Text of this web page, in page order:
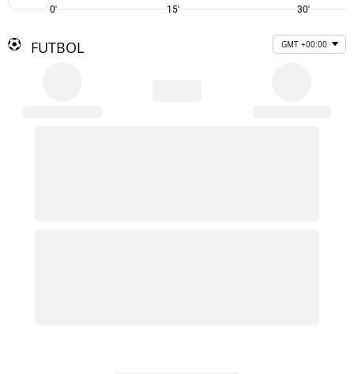
0' 15' 30'
FUTBOL GMT +00:00